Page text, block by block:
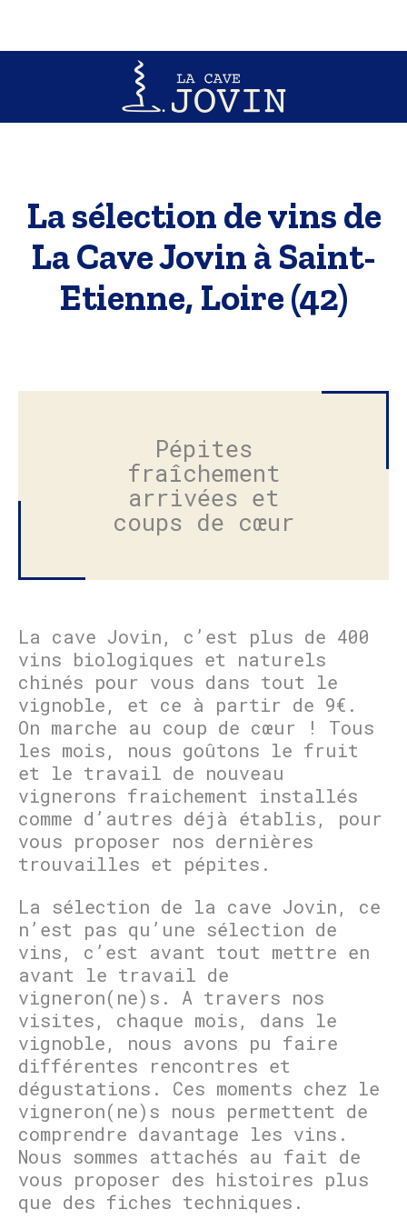
La sélection de vins de
La Cave Jovin à Saint-
Etienne, Loire (42)
Pépites
fraîchement
arrivées et
coups de cœur
La cave Jovin, c’est plus de 400
vins biologiques et naturels
chinés pour vous dans tout le
vignoble, et ce à partir de 9€.
On marche au coup de cœur ! Tous
les mois, nous goûtons le fruit
et le travail de nouveau
vignerons fraichement installés
comme d’autres déjà établis, pour
vous proposer nos dernières
trouvailles et pépites.
La sélection de la cave Jovin, ce
n’est pas qu’une sélection de
vins, c’est avant tout mettre en
avant le travail de
vigneron(ne)s. A travers nos
visites, chaque mois, dans le
vignoble, nous avons pu faire
différentes rencontres et
dégustations. Ces moments chez le
vigneron(ne)s nous permettent de
comprendre davantage les vins.
Nous sommes attachés au fait de
vous proposer des histoires plus
que des fiches techniques.